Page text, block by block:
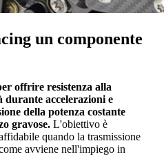
un componente
offrire resistenza alla
accelerazioni e
della potenza costante
gravose. L'obiettivo è
quando la trasmissione
avviene nell'impiego in